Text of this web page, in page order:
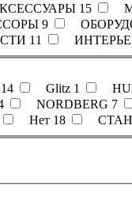
15
9
11
14 Glitz 1
NORDBERG 7
Нет 18